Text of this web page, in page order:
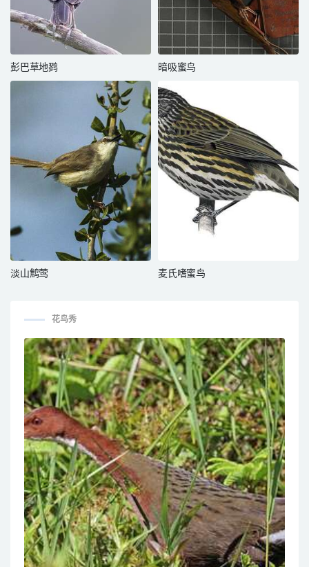
彭巴草地鹨 暗吸蜜鸟
淡山鹪莺 麦氏嗜蜜鸟
花鸟秀